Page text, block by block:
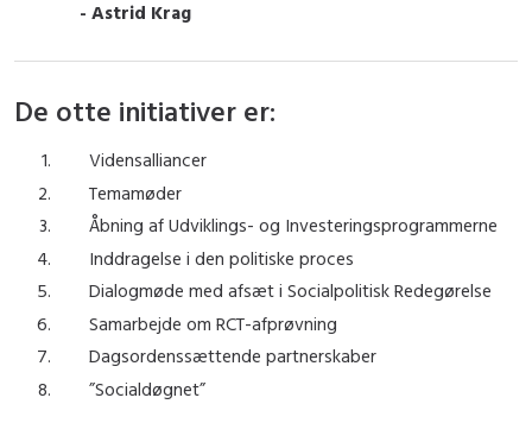
- Astrid Krag
De otte initiativer er:
Vidensalliancer
Temamøder
Åbning af Udviklings- og Investeringsprogrammerne
Inddragelse i den politiske proces
Dialogmøde med afsæt i Socialpolitisk Redegørelse
Samarbejde om RCT-afprøvning
Dagsordenssættende partnerskaber
”Socialdøgnet”